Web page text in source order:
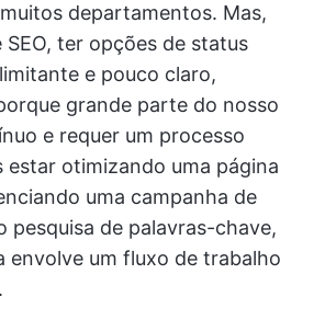
departamentos. Mas,
SEO, ter opções de status
e pouco claro,
grande parte do nosso
e requer um processo
estar otimizando uma página
uma campanha de
pesquisa de palavras-chave,
envolve um fluxo de trabalho